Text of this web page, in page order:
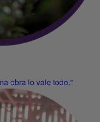
obra lo vale todo."